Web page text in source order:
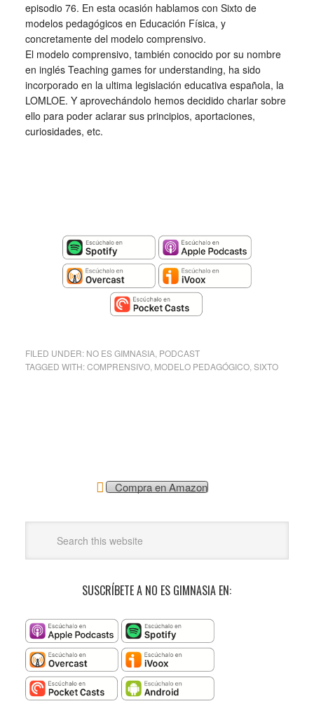
episodio 76. En esta ocasión hablamos con Sixto de
modelos pedagógicos en Educación Física, y
concretamente del modelo comprensivo.
El modelo comprensivo, también conocido por su nombre
en inglés Teaching games for understanding, ha sido
incorporado en la ultima legislación educativa española, la
LOMLOE. Y aprovechándolo hemos decidido charlar sobre
ello para poder aclarar sus principios, aportaciones,
curiosidades, etc.
FILED UNDER: NO ES GIMNASIA, PODCAST
TAGGED WITH:COMPRENSIVO, MODELO PEDAGÓGICO, SIXTO
Compra en Amazon
SUSCRÍBETE A NO ES GIMNASIA EN: